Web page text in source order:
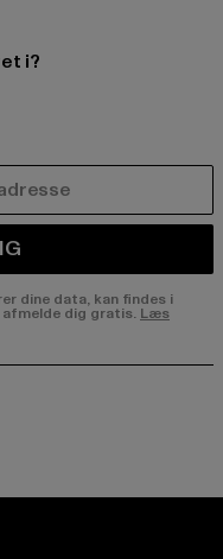
i?
dine data, kan findes i
dig gratis. Læs